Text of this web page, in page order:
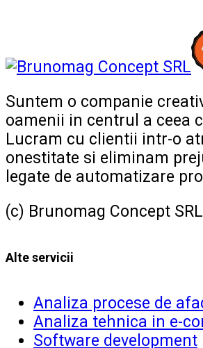
Suntem o companie
oamenii in centrul a ceea
Lucram cu clientii intr-o
onestitate si eliminam
legate de automatizare
(c) Brunomag Concept
Alte servicii
Analiza procese de
Analiza tehnica in e-
Software development